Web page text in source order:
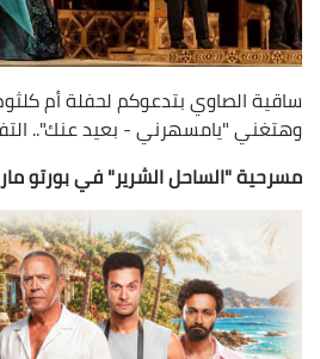
ساقية الصاوي بتدعوكم لحفلة أم
وهتغني "يامسهرني - بعيد عنك"..
مسرحية "الساحل الشرير" في بورتو